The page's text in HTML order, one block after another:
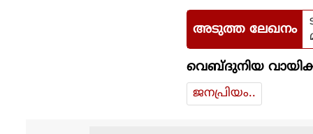
അടുത്ത ലേഖനം
വെബ്ദുനിയ
ജനപ്രിയം..